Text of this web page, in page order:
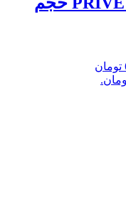
قیمت اصلی: 670,000 تومان